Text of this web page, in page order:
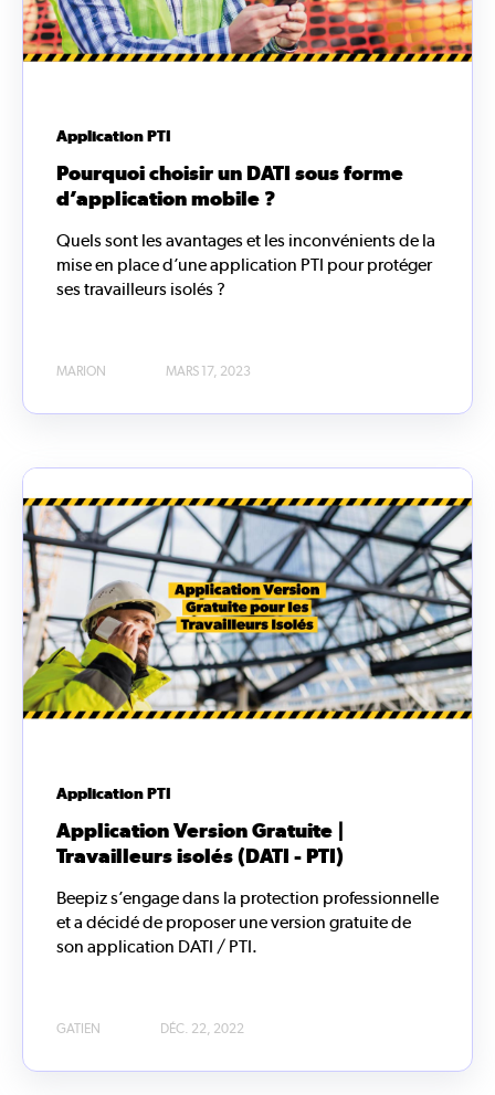
Application PTI
Pourquoi choisir un DATI sous forme
d’application mobile ?
Quels sont les avantages et les inconvénients de la
mise en place d’une application PTI pour protéger
ses travailleurs isolés ?
MARION MARS 17, 2023
Application PTI
Application Version Gratuite |
Travailleurs isolés (DATI - PTI)
Beepiz s’engage dans la protection professionnelle
et a décidé de proposer une version gratuite de
son application DATI / PTI.
GATIEN DÉC. 22, 2022